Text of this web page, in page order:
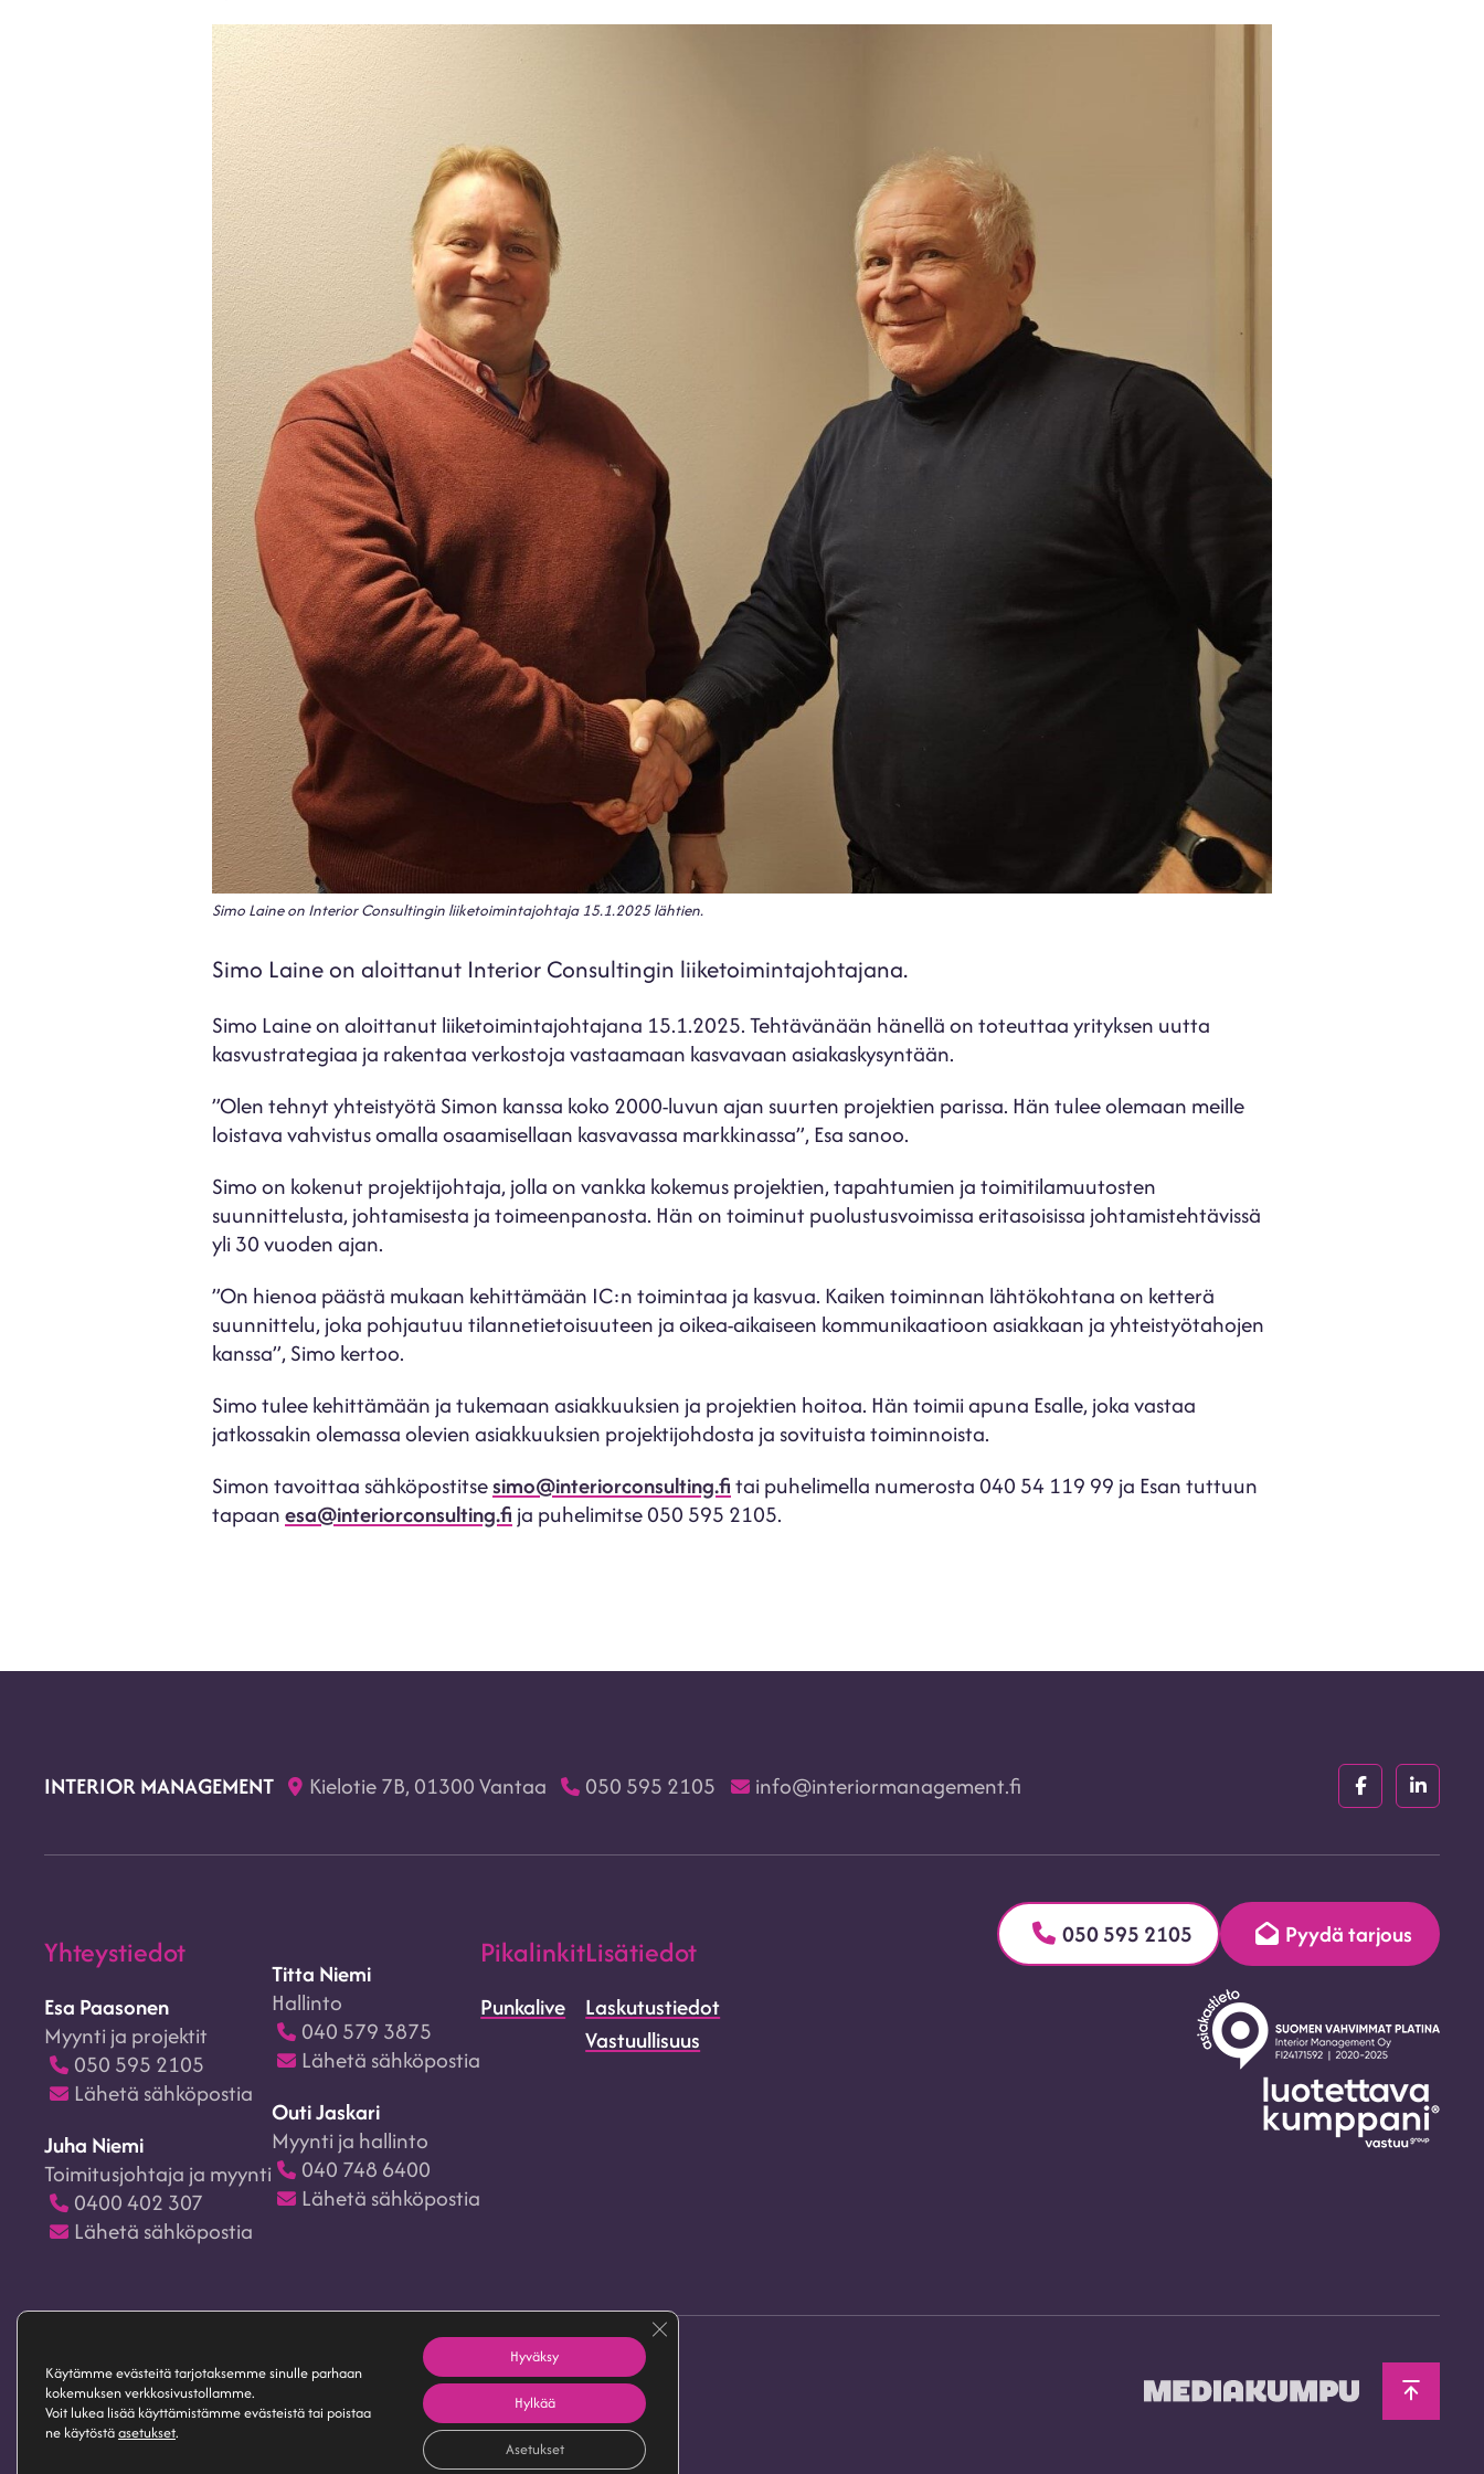
Simo Laine on Interior Consultingin liiketoimintajohtaja 15.1.2025 lähtien.
Simo Laine on aloittanut Interior Consultingin liiketoimintajohtajana.
Simo Laine on aloittanut liiketoimintajohtajana 15.1.2025. Tehtävänään hänellä on toteuttaa yrityksen uutta
kasvustrategiaa ja rakentaa verkostoja vastaamaan kasvavaan asiakaskysyntään.
”Olen tehnyt yhteistyötä Simon kanssa koko 2000-luvun ajan suurten projektien parissa. Hän tulee olemaan meille
loistava vahvistus omalla osaamisellaan kasvavassa markkinassa”, Esa sanoo.
Simo on kokenut projektijohtaja, jolla on vankka kokemus projektien, tapahtumien ja toimitilamuutosten
suunnittelusta, johtamisesta ja toimeenpanosta. Hän on toiminut puolustusvoimissa eritasoisissa johtamistehtävissä
yli 30 vuoden ajan.
”On hienoa päästä mukaan kehittämään IC:n toimintaa ja kasvua. Kaiken toiminnan lähtökohtana on ketterä
suunnittelu, joka pohjautuu tilannetietoisuuteen ja oikea-aikaiseen kommunikaatioon asiakkaan ja yhteistyötahojen
kanssa”, Simo kertoo.
Simo tulee kehittämään ja tukemaan asiakkuuksien ja projektien hoitoa. Hän toimii apuna Esalle, joka vastaa
jatkossakin olemassa olevien asiakkuuksien projektijohdosta ja sovituista toiminnoista.
Simon tavoittaa sähköpostitsesimo@interiorconsulting.fitai puhelimella numerosta 040 54 119 99 ja Esan tuttuun
tapaanesa@interiorconsulting.fi ja puhelimitse 050 595 2105.
INTERIOR MANAGEMENT Kielotie 7B, 01300 Vantaa 050 595 2105 info@interiormanagement.fi
FacebookLinkedIn
Yhteystiedot
Esa Paasonen
Myynti ja projektit
050 595 2105
Lähetä sähköpostia
Juha Niemi
Toimitusjohtaja ja myynti
0400 402 307
Lähetä sähköpostia
Titta Niemi
Hallinto
040 579 3875
Lähetä sähköpostia
Outi Jaskari
Myynti ja hallinto
040 748 6400
Lähetä sähköpostia
Pikalinkit
Punkalive
Lisätiedot
Laskutustiedot
Vastuullisuus
050 595 2105 Pyydä tarjous
Copyright 2025 Interior Management Oy Tietosuojaseloste
Käytämme evästeitä tarjotaksemme sinulle parhaan
kokemuksen verkkosivustollamme.
Voit lukea lisää käyttämistämme evästeistä tai poistaa
ne käytöstäasetukset.
Hyväksy
Hylkää
Asetukset
Sulje evästebanneri